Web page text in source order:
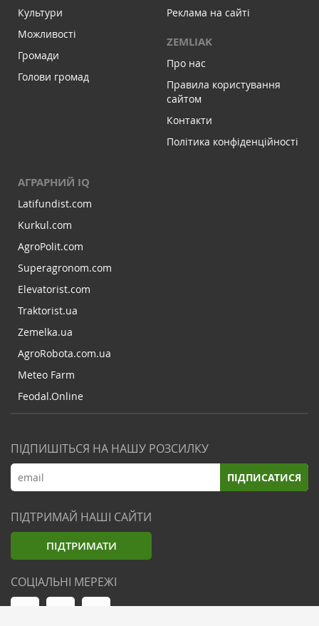
Культури
Можливості
Громади
Голови громад
Реклама на сайті
ZEMLIAK
Про нас
Правила користування
сайтом
Контакти
Політика конфіденційності
АГРАРНИЙ IQ
Latifundist.com
Kurkul.com
AgroPolit.com
Superagronom.com
Elevatorist.com
Traktorist.ua
Zemelka.ua
AgroRobota.com.ua
Meteo Farm
Feodal.Online
ПІДПИШІТЬСЯ НА НАШУ РОЗСИЛКУ
ПІДПИСАТИСЯ
ПІДТРИМАЙ НАШІ САЙТИ
ПІДТРИМАТИ
СОЦІАЛЬНІ МЕРЕЖІ